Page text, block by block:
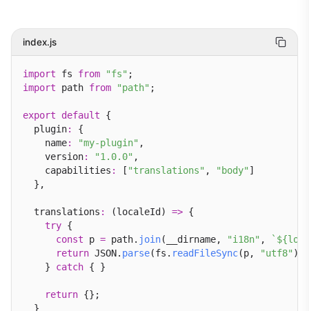
index.js
import fs from "fs"
import path from "path" ;
export default {
  plugin
:
{
    name
: "my-plugin" ,
    version
: "1.0.0" ,
    capabilities
: [ "translations" , "body" ]
  },
  translations
: (localeId) => {
try {
const p = path. join(__dirname, "i18n" ,
return JSON. parse(fs. readFileSync(p, "utf8" ));
    }
catch { }
return {};
  }